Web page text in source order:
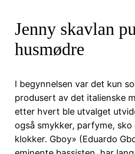
Jenny skavlan
husmødre
I begynnelsen var det kun
produsert av det italienske
etter hvert ble utvalget
også smykker, parfyme,
klokker. Gboy» (Eduardo